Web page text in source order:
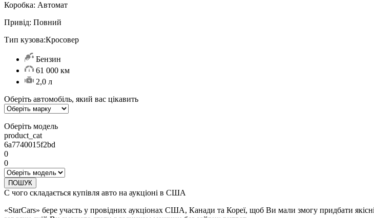
Коробка: Автомат
Привід: Повний
Тип кузова:Кросовер
Бензин
61 000 км
2,0 л
Оберіть автомобіль, який вас цікавить
Оберіть модель
product_cat
6a7740015f2bd
0
0
ПОШУК
С чого складається купівля авто на аукціоні в США
«StarCars» бере участь у провідних аукціонах США, Канади та Кореї, щоб Ви мали змогу придбати